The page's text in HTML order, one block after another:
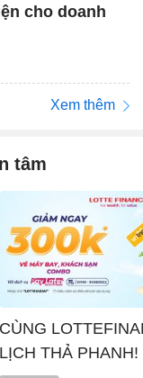
cho doanh
Xem thêm
tâm
CÙNG
LỊCH THẢ PHANH!